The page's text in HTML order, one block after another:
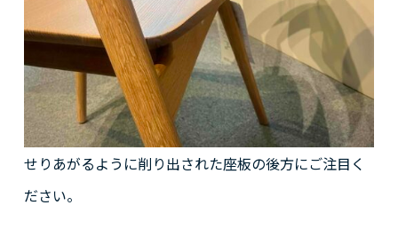
せりあがるように削り出された座板の後方にご注目く
ださい。